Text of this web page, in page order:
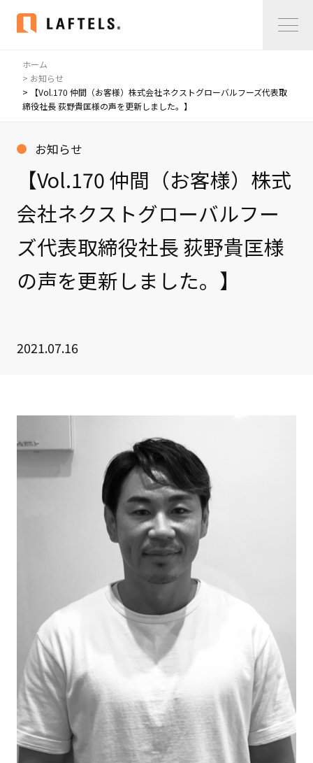
Home
私たちについて
私たちについて
コンサルタント紹介
会社概要
サービス紹介
サービス紹介
事例紹介
ニュース
ニュース
お問い合わせ
ホーム
> お知らせ
> 【Vol.170 仲間（お客様）株式会社ネクストグローバルフーズ代表取
締役社長 荻野貴匡様の声を更新しました。】
お知らせ
【Vol.170 仲間（お客様）株式
会社ネクストグローバルフー
ズ代表取締役社長 荻野貴匡様
の声を更新しました。】
2021.07.16